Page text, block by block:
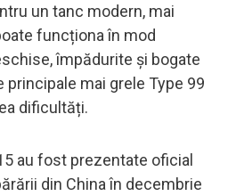
un tanc modern, mai
funcționa în mod
împădurite și bogate
principale mai grele Type 99
dificultăți.
au fost prezentate oficial
din China în decembrie